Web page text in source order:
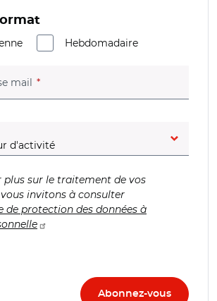
Hebdomadaire
mail (champ obligatoire)
obligatoire)
plus sur le traitement de vos
invitons à consulter
de protection des données à